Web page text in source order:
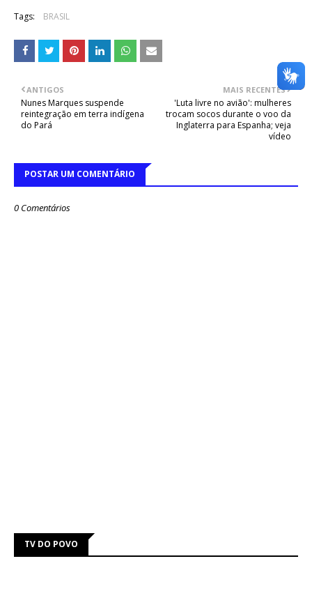
Tags: BRASIL
MAIS RECENTES
'Luta livre no avião': mulheres
trocam socos durante o voo da
Inglaterra para Espanha; veja
vídeo
ANTIGOS
Nunes Marques suspende
reintegração em terra indígena
do Pará
POSTAR UM COMENTÁRIO
0 Comentários
TV DO POVO